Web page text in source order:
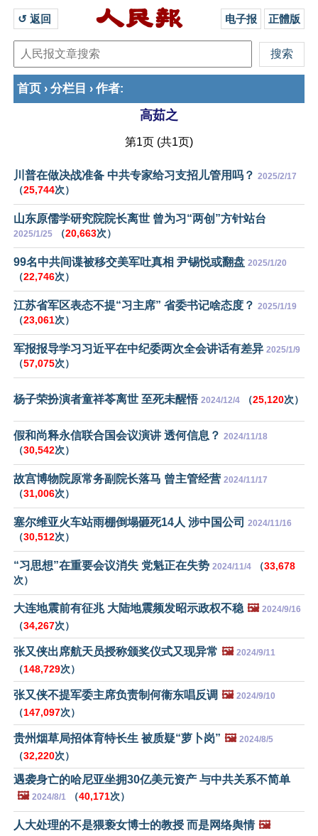
↺ 返回 电子报 正體版
首页 › 分栏目 › 作者:
高茹之
第1页 (共1页)
川普在做决战准备 中共专家给习支招儿管用吗？ 2025/2/17
（25,744次）
山东原儒学研究院院长离世 曾为习“两创”方针站台
2025/1/25 （20,663次）
99名中共间谍被移交美军吐真相 尹锡悦或翻盘 2025/1/20
（22,746次）
江苏省军区表态不提“习主席” 省委书记啥态度？ 2025/1/19
（23,061次）
军报报导学习习近平在中纪委两次全会讲话有差异 2025/1/9
（57,075次）
杨子荣扮演者童祥苓离世 至死未醒悟 2024/12/4 （25,120次）
假和尚释永信联合国会议演讲 透何信息？ 2024/11/18
（30,542次）
故宫博物院原常务副院长落马 曾主管经营 2024/11/17
（31,006次）
塞尔维亚火车站雨棚倒塌砸死14人 涉中国公司 2024/11/16
（30,512次）
“习思想”在重要会议消失 党魁正在失势 2024/11/4 （33,678
次）
大连地震前有征兆 大陆地震频发昭示政权不稳 🖼️ 2024/9/16
（34,267次）
张又侠出席航天员授称颁奖仪式又现异常 🖼️ 2024/9/11
（148,729次）
张又侠不提军委主席负责制何衞东唱反调 🖼️ 2024/9/10
（147,097次）
贵州烟草局招体育特长生 被质疑“萝卜岗” 🖼️ 2024/8/5
（32,220次）
遇袭身亡的哈尼亚坐拥30亿美元资产 与中共关系不简单
🖼️ 2024/8/1 （40,171次）
人大处理的不是猥亵女博士的教授 而是网络舆情 🖼️